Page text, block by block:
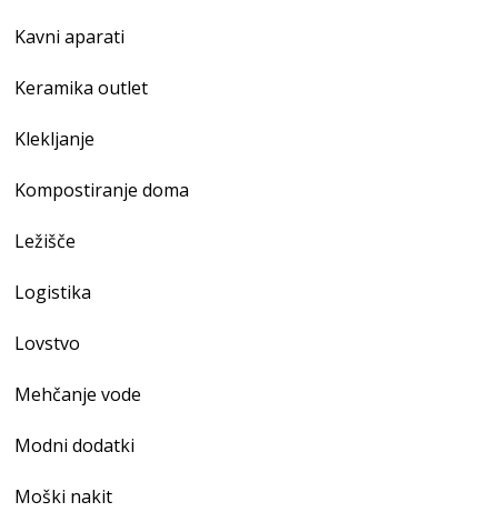
Kavni aparati
Keramika outlet
Klekljanje
Kompostiranje doma
Ležišče
Logistika
Lovstvo
Mehčanje vode
Modni dodatki
Moški nakit